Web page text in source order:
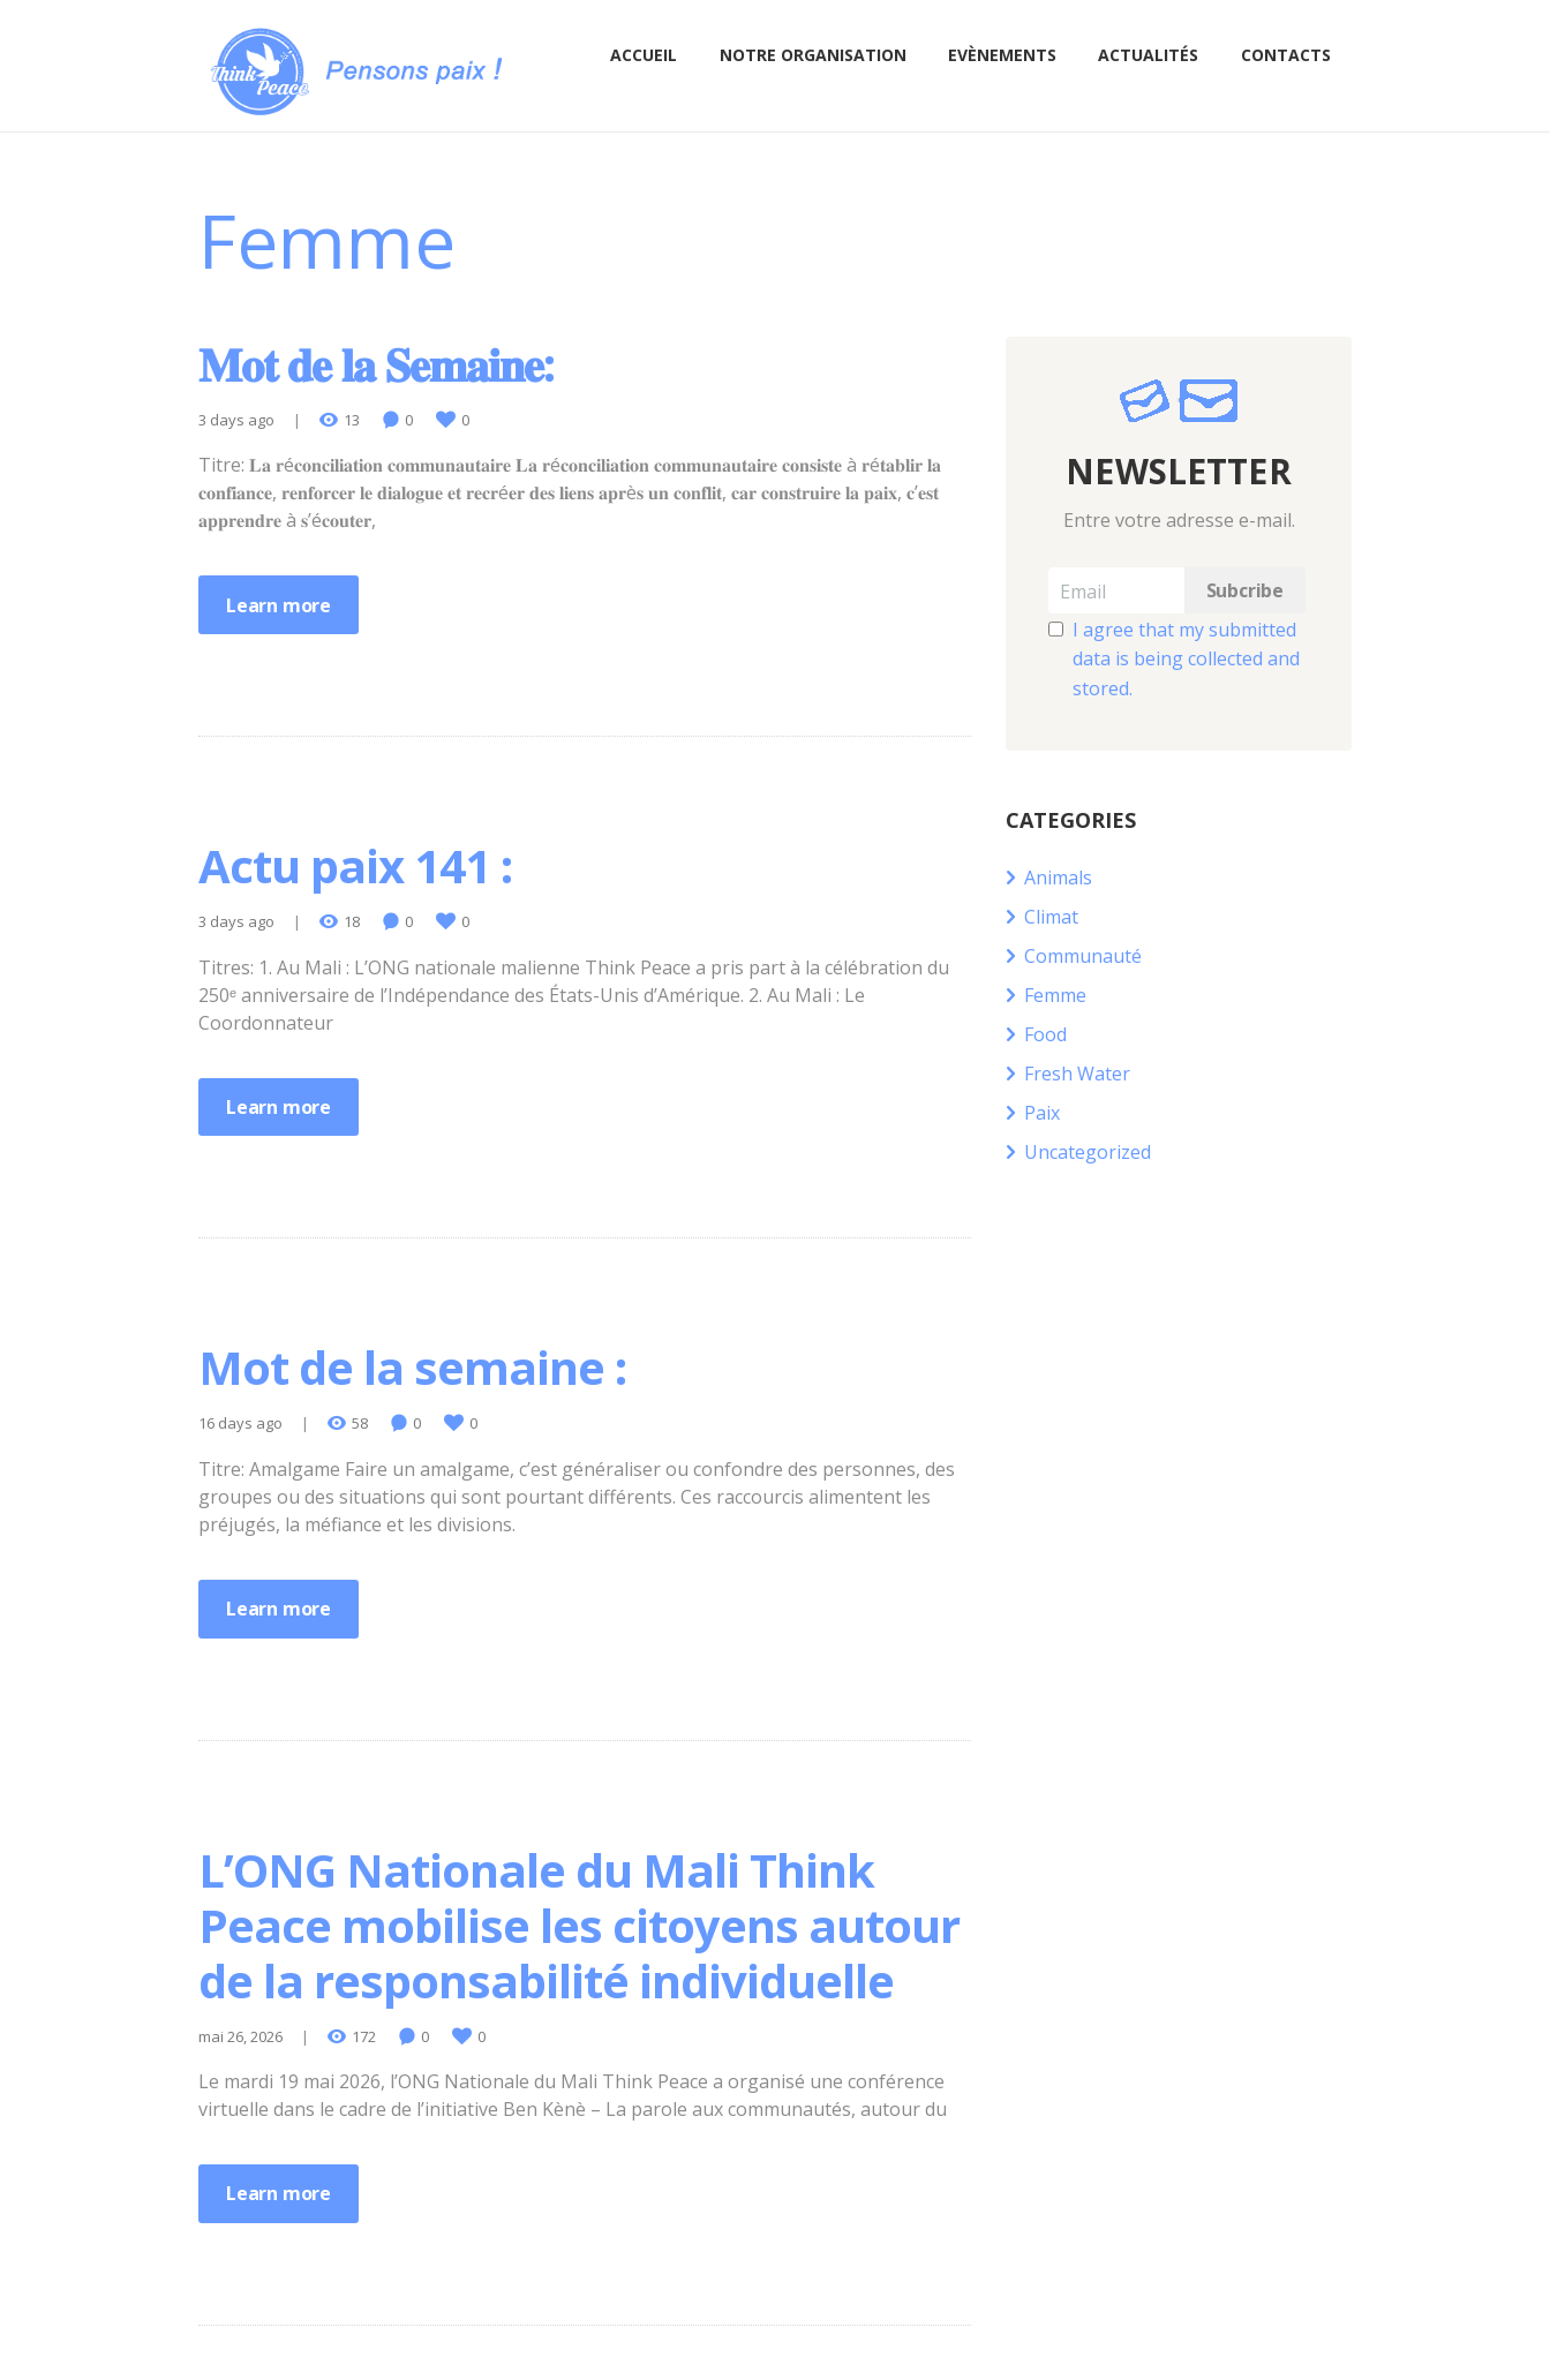
ACCUEIL NOTRE ORGANISATION EVÈNEMENTS ACTUALITÉS CONTACTS
Femme
𝐌𝐨𝐭 𝐝𝐞 𝐥𝐚 𝐒𝐞𝐦𝐚𝐢𝐧𝐞:
3 days ago 13 0 0
Titre: 𝐋𝐚 𝐫é𝐜𝐨𝐧𝐜𝐢𝐥𝐢𝐚𝐭𝐢𝐨𝐧 𝐜𝐨𝐦𝐦𝐮𝐧𝐚𝐮𝐭𝐚𝐢𝐫𝐞 𝐋𝐚 𝐫é𝐜𝐨𝐧𝐜𝐢𝐥𝐢𝐚𝐭𝐢𝐨𝐧 𝐜𝐨𝐦𝐦𝐮𝐧𝐚𝐮𝐭𝐚𝐢𝐫𝐞 𝐜𝐨𝐧𝐬𝐢𝐬𝐭𝐞 à 𝐫é𝐭𝐚𝐛𝐥𝐢𝐫 𝐥𝐚
𝐜𝐨𝐧𝐟𝐢𝐚𝐧𝐜𝐞, 𝐫𝐞𝐧𝐟𝐨𝐫𝐜𝐞𝐫 𝐥𝐞 𝐝𝐢𝐚𝐥𝐨𝐠𝐮𝐞 𝐞𝐭 𝐫𝐞𝐜𝐫é𝐞𝐫 𝐝𝐞𝐬 𝐥𝐢𝐞𝐧𝐬 𝐚𝐩𝐫è𝐬 𝐮𝐧 𝐜𝐨𝐧𝐟𝐥𝐢𝐭, 𝐜𝐚𝐫 𝐜𝐨𝐧𝐬𝐭𝐫𝐮𝐢𝐫𝐞 𝐥𝐚 𝐩𝐚𝐢𝐱, 𝐜’𝐞𝐬𝐭
𝐚𝐩𝐩𝐫𝐞𝐧𝐝𝐫𝐞 à 𝐬’é𝐜𝐨𝐮𝐭𝐞𝐫,
Learn more
Actu paix 141 :
3 days ago 18 0 0
Titres: 1. Au Mali : L’ONG nationale malienne Think Peace a pris part à la célébration du
250ᵉ anniversaire de l’Indépendance des États-Unis d’Amérique. 2. Au Mali : Le
Coordonnateur
Learn more
Mot de la semaine :
16 days ago 58 0 0
Titre: Amalgame Faire un amalgame, c’est généraliser ou confondre des personnes, des
groupes ou des situations qui sont pourtant différents. Ces raccourcis alimentent les
préjugés, la méfiance et les divisions.
Learn more
L’ONG Nationale du Mali Think
Peace mobilise les citoyens autour
de la responsabilité individuelle
mai 26, 2026 172 0 0
Le mardi 19 mai 2026, l’ONG Nationale du Mali Think Peace a organisé une conférence
virtuelle dans le cadre de l’initiative Ben Kènè – La parole aux communautés, autour du
Learn more
NEWSLETTER
Entre votre adresse e-mail.
I agree that my submitted
data is being collected and
stored.
CATEGORIES
Animals
Climat
Communauté
Femme
Food
Fresh Water
Paix
Uncategorized